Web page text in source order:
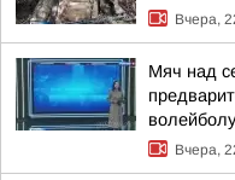
Вчера,
Мяч над
Вчера,